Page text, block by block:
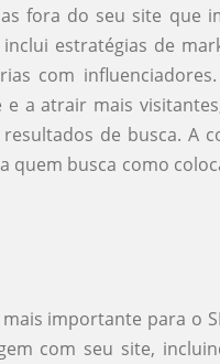
fora do seu site que
estratégias de
com influenciadores.
a atrair mais
de busca. A
quem busca como
importante para o
com seu site,